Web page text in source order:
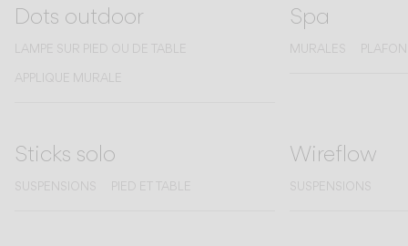
Dots outdoor
LAMPE SUR PIED OU DE TABLE
APPLIQUE MURALE
Spa
MURALES
Sticks solo
SUSPENSIONS PIED ET TABLE
Wireflow
SUSPENSIONS